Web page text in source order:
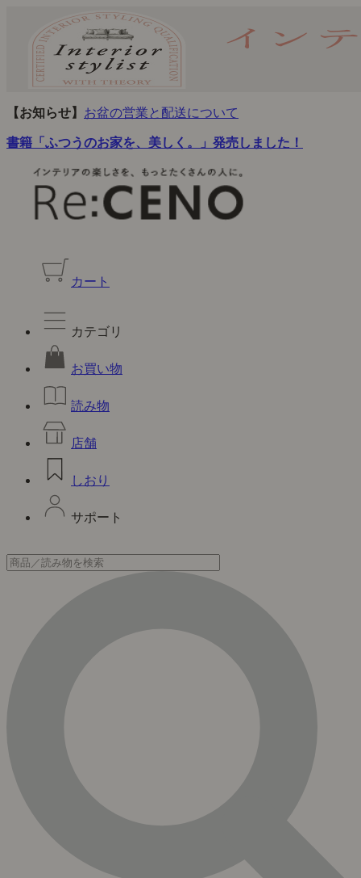
【お知らせ】 お盆の営業と配送について
書籍「ふつうのお家を、美しく。」発売しました！
カート
カテゴリ
お買い物
読み物
店舗
しおり
サポート